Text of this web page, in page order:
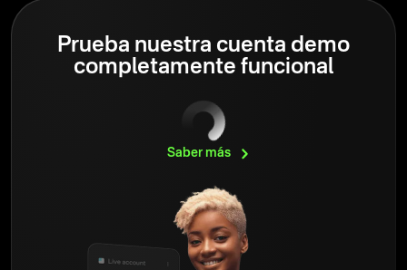
Prueba nuestra cuenta demo
completamente funcional
Sabermás